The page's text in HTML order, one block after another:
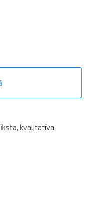
kvalitatīva.